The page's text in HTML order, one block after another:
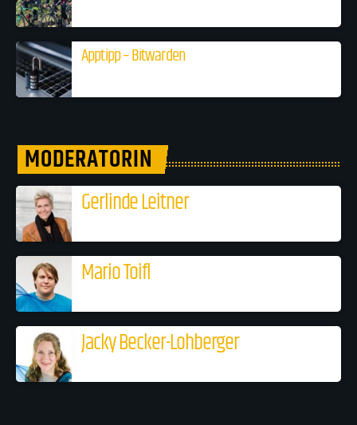
Apptipp – Bitwarden
MODERATORIN
Gerlinde Leitner
Mario Toifl
Jacky Becker-Lohberger